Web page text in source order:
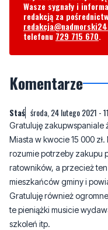
Komentarze
Gratuluję zakupwspaniale
rozumie potrzeby zakupu
ratowników, a przecież ten
mieszkańców gminy i
Gratuluję również
te pieniążki musicie
szkoleń itp.
2 0 Zgłoś komentarz
hmm środa, 24 lutego 2021 -